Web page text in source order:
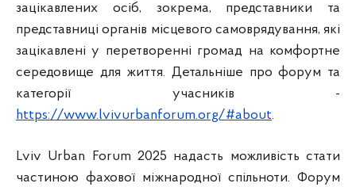
зацікавлених осіб, зокрема, представники та
представниці органів місцевого самоврядування, які
зацікавлені у перетворенні громад на комфортне
середовище для життя. Детальніше про форум та
категорії учасників -
https://www.lvivurbanforum.org/#about.
Lviv Urban Forum 2025 надасть можливість стати
частиною фахової міжнародної спільноти. Форум